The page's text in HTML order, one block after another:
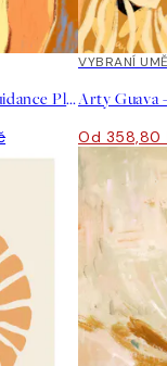
Arty Guava - Inner Guidance Plakát
40%*
VYBRANÍ
Od 358,80